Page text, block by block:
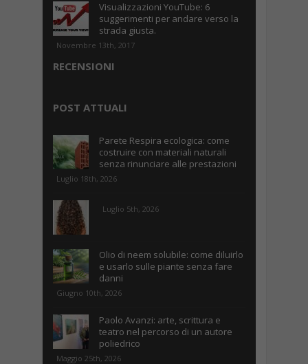
Visualizzazioni YouTube: 6
suggerimenti per andare verso la
strada giusta.
Novembre 13th, 2017
RECENSIONI
POST ATTUALI
Parete Respira ecologica: come
costruire con materiali naturali
senza rinunciare alle prestazioni
Luglio 18th, 2026
Luglio 5th, 2026
Olio di neem solubile: come diluirlo
e usarlo sulle piante senza fare
danni
Giugno 10th, 2026
Paolo Avanzi: arte, scrittura e
teatro nel percorso di un autore
poliedrico
Maggio 25th, 2026